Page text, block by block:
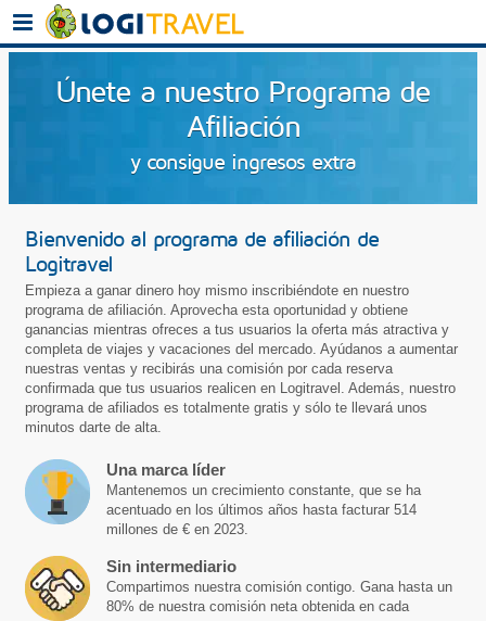
Únete a nuestro Programa de
Afiliación
y consigue ingresos extra
Bienvenido al programa de afiliación de
Logitravel
Empieza a ganar dinero hoy mismo inscribiéndote en nuestro
programa de afiliación. Aprovecha esta oportunidad y obtiene
ganancias mientras ofreces a tus usuarios la oferta más atractiva y
completa de viajes y vacaciones del mercado. Ayúdanos a aumentar
nuestras ventas y recibirás una comisión por cada reserva
confirmada que tus usuarios realicen en Logitravel. Además, nuestro
programa de afiliados es totalmente gratis y sólo te llevará unos
minutos darte de alta.
Una marca líder
Mantenemos un crecimiento constante, que se ha
acentuado en los últimos años hasta facturar 514
millones de € en 2023.
Sin intermediario
Compartimos nuestra comisión contigo. Gana hasta un
80% de nuestra comisión neta obtenida en cada